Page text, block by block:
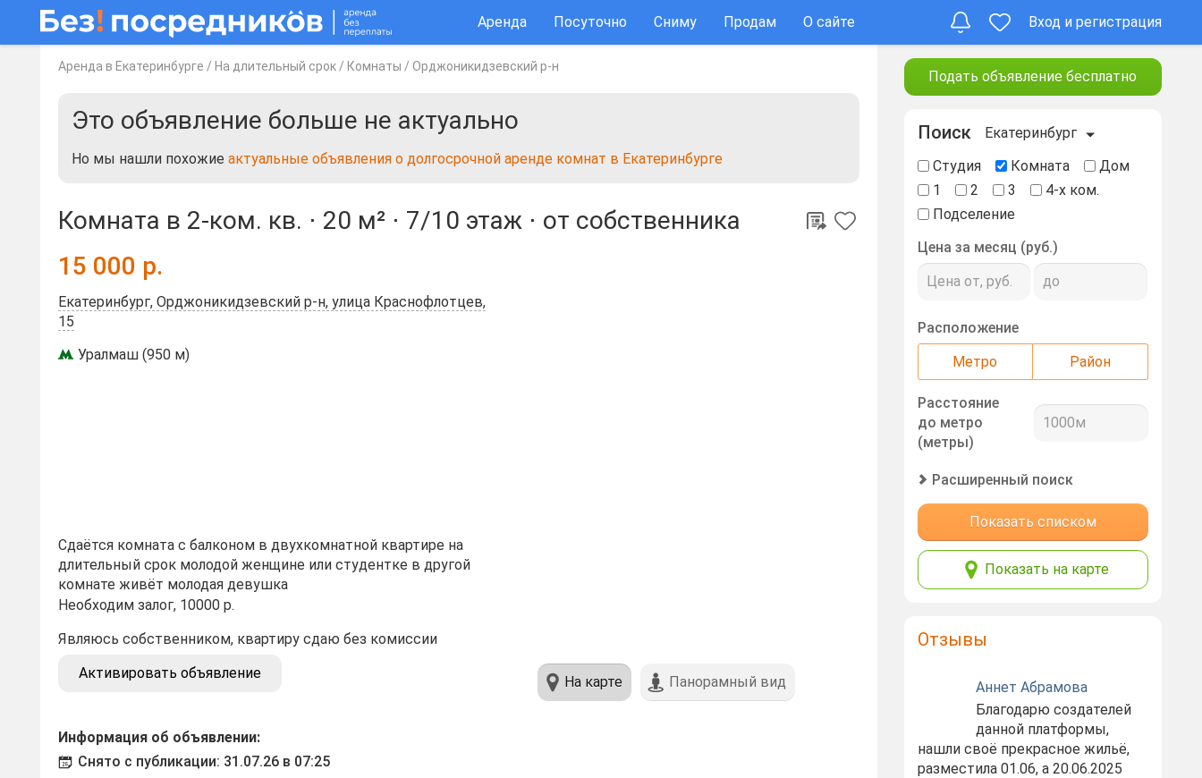
Аренда Посуточно Сниму Продам О сайте Вход и регистрация
Аренда в Екатеринбурге / На длительный срок / Комнаты / Орджоникидзевский р-н
Это объявление больше не актуально
Но мы нашли похожие актуальные объявления о долгосрочной аренде комнат в Екатеринбурге
Комната в 2-ком. кв. ⋅ 20 м² ⋅ 7/10 этаж ⋅ от собственника
15 000 р.
Екатеринбург, Орджоникидзевский р-н, улица Краснофлотцев,
15
Уралмаш (950 м)
Сдаётся комната с балконом в двухкомнатной квартире на
длительный срок молодой женщине или студентке в другой
комнате живёт молодая девушка
Необходим залог, 10000 р.
Являюсь собственником, квартиру сдаю без комиссии
Активировать объявление
Информация об объявлении:
Снято с публикации: 31.07.26 в 07:25
На карте Панорамный вид
Подать объявление бесплатно
Поиск
Екатеринбург
Студия
Комната
Дом
1
2 3
4-х ком.
Подселение
Цена за месяц (руб.)
Расположение
Метро
Район
Расстояние
до метро
(метры)
Расширенный поиск
Показать списком
Показать на карте
Отзывы
Аннет Абрамова
Благодарю создателей
данной платформы,
нашли своё прекрасное жильё,
разместила 01.06, а 20.06.2025